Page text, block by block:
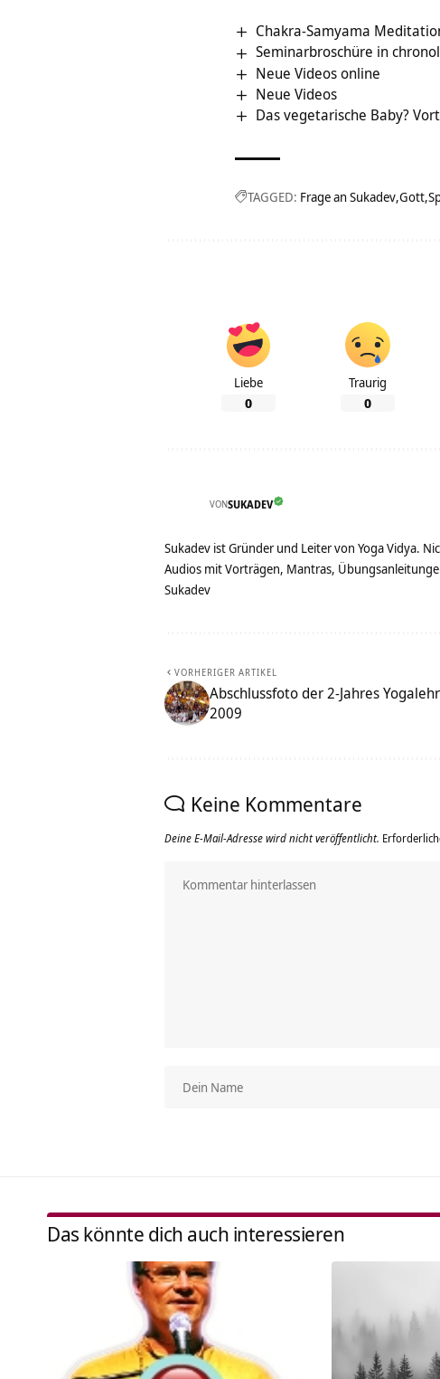
Chakra-Samyama
Seminarbroschüre in
Neue Videos online
Neue Videos
Das vegetarische Baby?
TAGGED: Frage an Sukadev Gott
Liebe
0
Traurig
0
VONSUKADEV
Sukadev ist Gründer und Leiter von Yoga Vidya.
Audios mit Vorträgen, Mantras,
Sukadev
VORHERIGER ARTIKEL
Abschlussfoto der 2-Jahres
2009
Keine Kommentare
Deine E-Mail-Adresse wird nicht veröffentlicht.
Das könnte dich auch interessieren